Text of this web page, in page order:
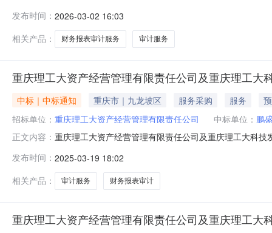
信息项目总预算：18,000元项目类型：服务类价格类型
求描述详见附件18,000元1
发布时间： 2026-03-02 16:03
相关产品：
财务报表审计服务 审计服务
重庆理工大资产经营管理有限责任公司及重庆理工大
中标｜中标通知 重庆市｜九龙坡区 服务采购 服务
招标单位： 重庆理工大资产经营管理有限责任公司 中标单位： 鹏
正文内容： 重庆理工大资产经营管理有限责任公司及重庆理工大科
9项目要求最少供应商数量：3项目允许最大成交供应商
202
发布时间： 2025-03-19 18:02
相关产品：
审计服务 财务报表审计
重庆理工大资产经营管理有限责任公司及重庆理工大